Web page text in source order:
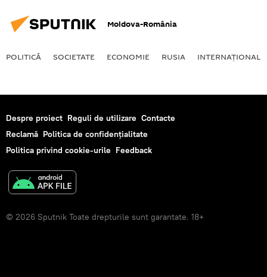
Moldova-România
POLITICĂ SOCIETATE ECONOMIE RUSIA INTERNAŢIONAL
Despre proiect Reguli de utilizare Contacte
Reclamă Politica de confidențialitate
Politica privind cookie-urile Feedback
© 2026 Sputnik Toate drepturile sunt garantate. 18+